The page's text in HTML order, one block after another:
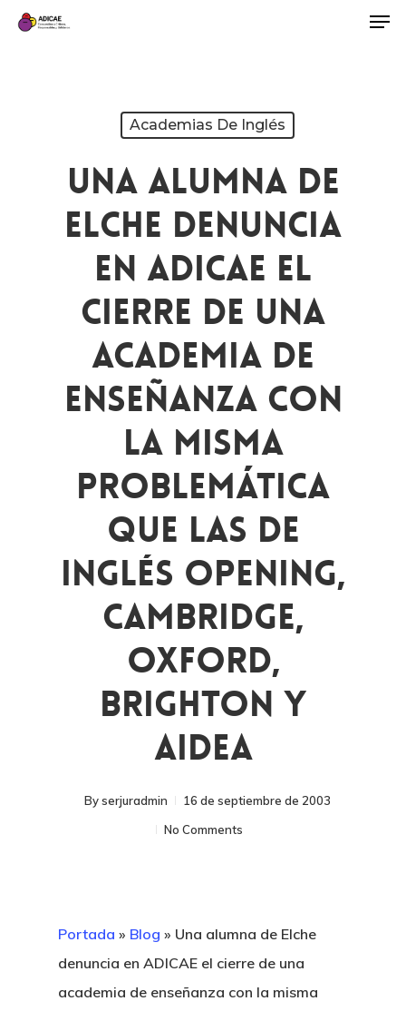
Academias De Inglés
Una Alumna De
Elche Denuncia
En ADICAE El
Cierre De Una
Academia De
Enseñanza Con
La Misma
Problemática
Que Las De
Inglés Opening,
Cambridge,
Oxford,
Brighton Y
AIDEA
Byserjuradmin
16 de septiembre de 2003
No Comments
Portada » Blog » Una alumna de Elche
denuncia en ADICAE el cierre de una
academia de enseñanza con la misma